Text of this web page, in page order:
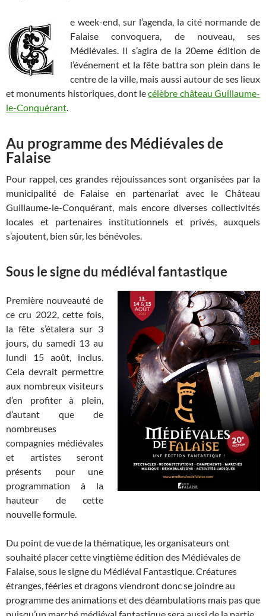
e week-end, sur l’agenda, la cité normande de
Falaise convoquera, de nouveau, ses
Médiévales. Il s’agira de la 20eme édition de
l’événement et la fête battra son plein dans le
centre de la ville, mais aussi autour de ses lieux
et monuments historiques, dont lecélèbre château Guillaume-
le-Conquérant.
Au programme des Médiévales de
Falaise
Pour rappel, ces grandes réjouissances sont organisées par la
municipalité de Falaise en partenariat avec le Château
Guillaume-le-Conquérant, mais encore diverses collectivités
locales et partenaires institutionnels et privés, auxquels
s’ajoutent, bien sûr, les bénévoles.
Sous le signe du médiéval fantastique
Première nouveauté de
ce cru 2022, cette fois,
la fête s’étalera sur 3
jours, du samedi 13 au
lundi 15 août, inclus.
Cela devrait permettre
aux nombreux visiteurs
d’en profiter à plein,
d’autant que de
nombreuses
compagnies médiévales
et artistes seront
présents pour une
programmation à la
hauteur de cette
nouvelle formule.
Du point de vue de la thématique, les organisateurs ont
souhaité placer cette vingtième édition des Médiévales de
Falaise, sous le signe du Médiéval Fantastique. Créatures
étranges, fééries et dragons viendront donc se joindre au
programme des animations et des déambulations mais pas que